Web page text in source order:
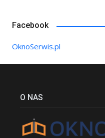
Facebook
OknoSerwis.pl
O NAS